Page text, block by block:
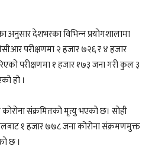
अनुसार देशभरका विभिन्‍न प्रयोगशालामा
परीक्षणमा २ हजार ७२६ र ४ हजार
परीक्षणमा १ हजार १७३ जना गरी कुल ३
हो ।
संक्रमितको मृत्यु भएको छ। सोही
१ हजार ७७८ जना कोरोना संक्रमणमुक्त
छ ।